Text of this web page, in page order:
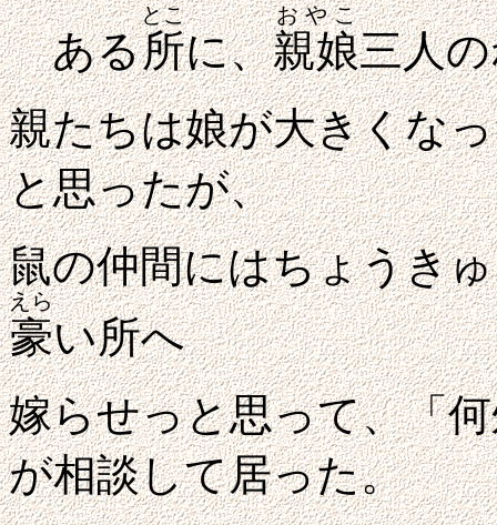
ある所
とこ
に、親娘
おやこ
三人
親たちは娘が大きくな
と思ったが、
鼠の仲間にはちょうき
豪
えら
い所へ
嫁らせっと思って、「
が相談して居った。